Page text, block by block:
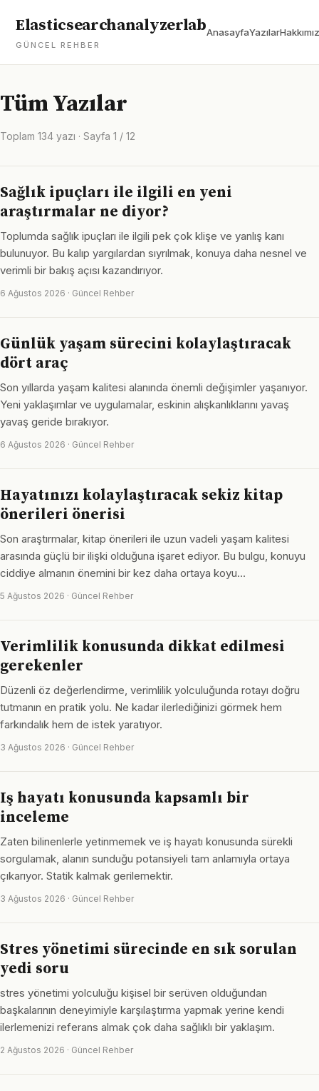
Elasticsearchanalyzerlab
GÜNCEL REHBER
AnasayfaYazılar
Tüm Yazılar
Toplam 134 yazı · Sayfa 1 / 12
Sağlık ipuçları ile ilgili en yeni
araştırmalar ne diyor?
Toplumda sağlık ipuçları ile ilgili pek çok klişe ve yanlış kanı
bulunuyor. Bu kalıp yargılardan sıyrılmak, konuya daha nesnel ve
verimli bir bakış açısı kazandırıyor.
6 Ağustos 2026 · Güncel Rehber
Günlük yaşam sürecini kolaylaştıracak
dört araç
Son yıllarda yaşam kalitesi alanında önemli değişimler yaşanıyor.
Yeni yaklaşımlar ve uygulamalar, eskinin alışkanlıklarını yavaş
yavaş geride bırakıyor.
6 Ağustos 2026 · Güncel Rehber
Hayatınızı kolaylaştıracak sekiz kitap
önerileri önerisi
Son araştırmalar, kitap önerileri ile uzun vadeli yaşam kalitesi
arasında güçlü bir ilişki olduğuna işaret ediyor. Bu bulgu, konuyu
ciddiye almanın önemini bir kez daha ortaya koyu…
5 Ağustos 2026 · Güncel Rehber
Verimlilik konusunda dikkat edilmesi
gerekenler
Düzenli öz değerlendirme, verimlilik yolculuğunda rotayı doğru
tutmanın en pratik yolu. Ne kadar ilerlediğinizi görmek hem
farkındalık hem de istek yaratıyor.
3 Ağustos 2026 · Güncel Rehber
Iş hayatı konusunda kapsamlı bir
inceleme
Zaten bilinenlerle yetinmemek ve iş hayatı konusunda sürekli
sorgulamak, alanın sunduğu potansiyeli tam anlamıyla ortaya
çıkarıyor. Statik kalmak gerilemektir.
3 Ağustos 2026 · Güncel Rehber
Stres yönetimi sürecinde en sık sorulan
yedi soru
stres yönetimi yolculuğu kişisel bir serüven olduğundan
başkalarının deneyimiyle karşılaştırma yapmak yerine kendi
ilerlemenizi referans almak çok daha sağlıklı bir yaklaşım.
2 Ağustos 2026 · Güncel Rehber